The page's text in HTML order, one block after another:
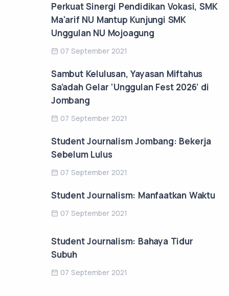
Perkuat Sinergi Pendidikan Vokasi, SMK
Ma'arif NU Mantup Kunjungi SMK
Unggulan NU Mojoagung
07 September 2021
Sambut Kelulusan, Yayasan Miftahus
Sa’adah Gelar ‘Unggulan Fest 2026’ di
Jombang
07 September 2021
Student Journalism Jombang: Bekerja
Sebelum Lulus
07 September 2021
Student Journalism: Manfaatkan Waktu
07 September 2021
Student Journalism: Bahaya Tidur
Subuh
07 September 2021